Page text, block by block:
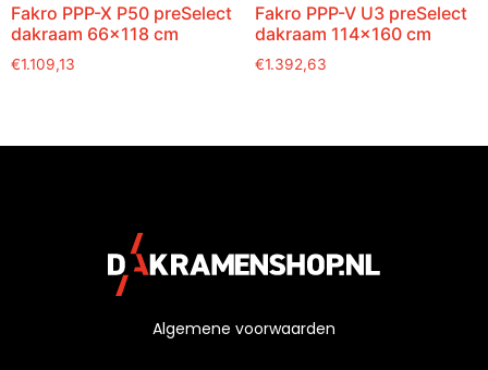
Fakro PPP-X P50 preSelect
dakraam 66×118 cm
€1.109,13
Fakro PPP-V U3 preSelect
dakraam 114×160 cm
€1.392,63
Algemene voorwaarden